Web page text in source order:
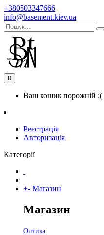
+380503347666
info@basement.kiev.ua
0
Ваш кошик порожній :(
Реєстрація
Авторизація
Категорії
+- Магазин
Магазин
Оптика